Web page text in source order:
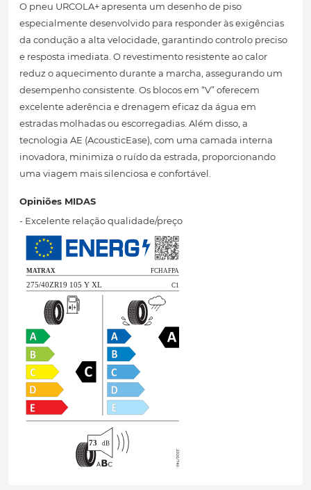
O pneu URCOLA+ apresenta um desenho de piso
especialmente desenvolvido para responder às exigências
da condução a alta velocidade, garantindo controlo preciso
e resposta imediata. O revestimento resistente ao calor
reduz o aquecimento durante a marcha, assegurando um
desempenho consistente. Os blocos em “V” oferecem
excelente aderência e drenagem eficaz da água em
estradas molhadas ou escorregadias. Além disso, a
tecnologia AE (AcousticEase), com uma camada interna
inovadora, minimiza o ruído da estrada, proporcionando
uma viagem mais silenciosa e confortável.
Opiniões MIDAS
- Excelente relação qualidade/preço